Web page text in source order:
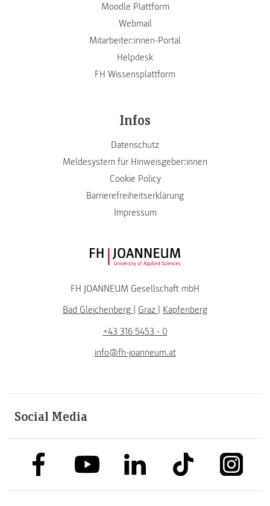
Moodle Plattform
Webmail
Mitarbeiter:innen-Portal
Helpdesk
FH Wissensplattform
Infos
Datenschutz
Meldesystem für Hinweisgeber:innen
Cookie Policy
Barrierefreiheitserklärung
Impressum
FH JOANNEUM Logo
FH JOANNEUM Gesellschaft mbH
Bad Gleichenberg
Graz
Kapfenberg
+43 316 5453 - 0
info@fh-joanneum.at
Social Media
link to facebooklink to youtubelink to linkedinlink to tiktok